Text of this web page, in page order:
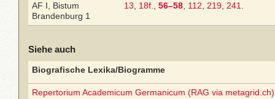
AF I, Bistum
Brandenburg 1
13 18f. 56–58 112 219 241
Siehe auch
Biografische Lexika/Biogramme
Repertorium Academicum Germanicum (RAG via